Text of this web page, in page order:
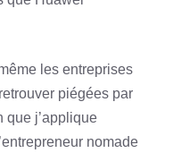
les entreprises
piégées par
que j’applique
nomade